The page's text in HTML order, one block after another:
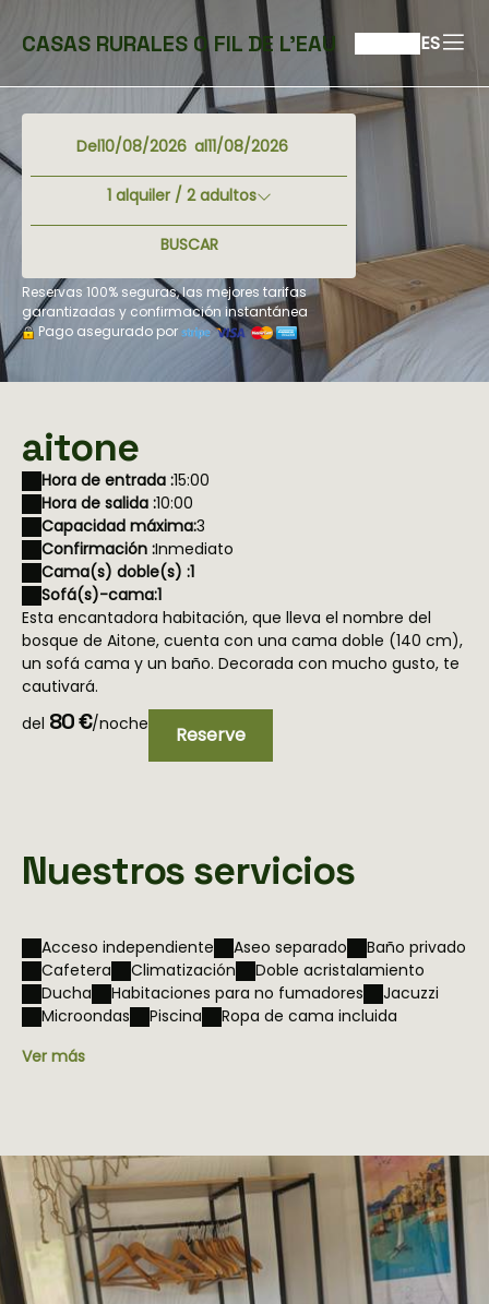
CASAS RURALES O FIL DE L'EAU ES
Del al
1 alquiler / 2adultos
BUSCAR
Reservas 100% seguras, las mejores tarifas
garantizadas y confirmación instantánea
Pago asegurado por
aitone
Hora de entrada :15:00
Hora de salida :10:00
Capacidad máxima:3
Confirmación :Inmediato
Cama(s) doble(s) :1
Sofá(s)-cama:1
Esta encantadora habitación, que lleva el nombre del
bosque de Aitone, cuenta con una cama doble (140 cm),
un sofá cama y un baño. Decorada con mucho gusto, te
cautivará.
del 80 €/noche Reserve
Nuestros servicios
Acceso independiente Aseo separado
Baño privado
Cafetera
Climatización
Doble acristalamiento
Ducha
Habitaciones para no fumadores
Jacuzzi
Microondas
Piscina
Ropa de cama incluida
Ver más